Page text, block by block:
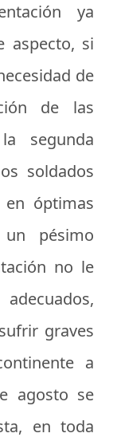
ya
aspecto, si
de
de las
segunda
soldados
en óptimas
un pésimo
no le
graves
a
agosto se
en toda